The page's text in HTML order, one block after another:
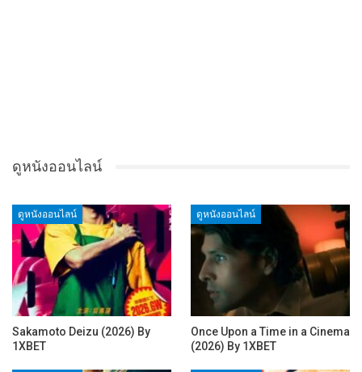
ดูหนังออนไลน์
ดูหนังออนไลน์
Sakamoto Deizu (2026) By
1XBET
ดูหนังออนไลน์
Once Upon a Time in a Cinema
(2026) By 1XBET